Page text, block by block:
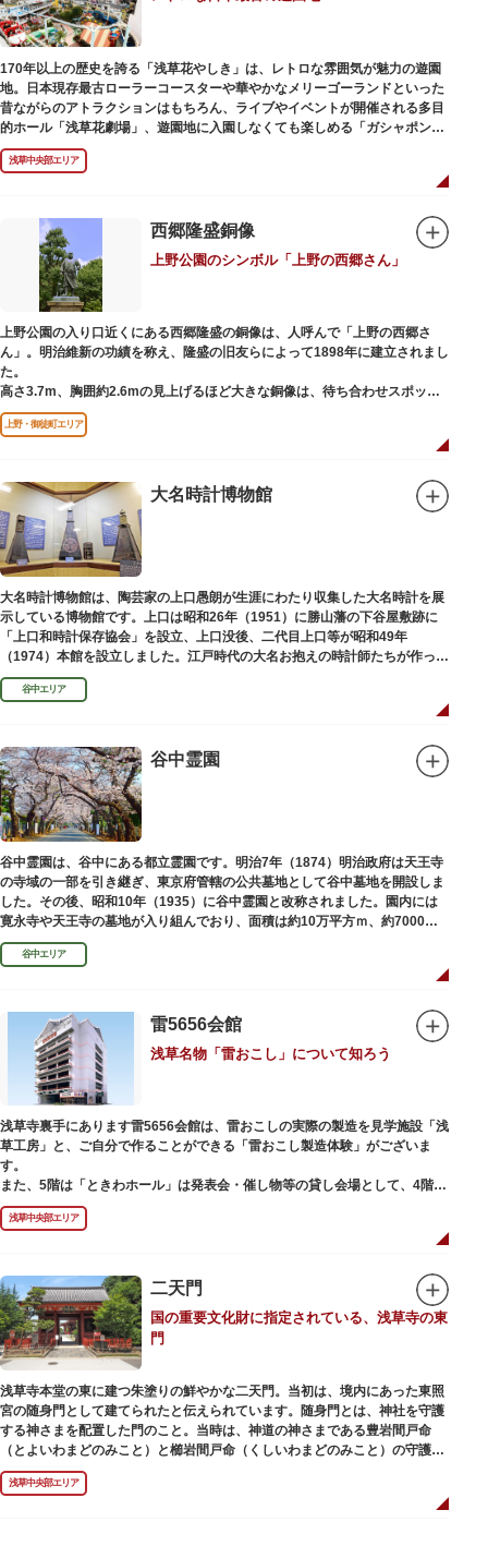
170年以上の歴史を誇る「浅草花やしき」は、レトロな雰囲気が魅力の遊園
地。日本現存最古ローラーコースターや華やかなメリーゴーランドといった
昔ながらのアトラクションはもちろん、ライブやイベントが開催される多目
的ホール「浅草花劇場」、遊園地に入園しなくても楽しめる「ガシャポンの
デパート浅草花やしき店」も併設され、さまざまな娯楽を楽しめる浅草の
「遊びの場」として親しまれています。
と菊細工を主とした花園（かえん）として誕生しました。明治時代に入ると
遊戯施設が置かれ、珍鳥や猛獣、見世物の展示などでも評判に。全国有数の
動物園としても知られるようになりました。戦後は遊園地として再開し、温
かさと懐かしさを併せ持つレトロなアトラクションや雰囲気で人気のスポッ
トとなっています。幼児（0歳～4歳）は入園とのりもの料が無料で、年齢や
身長制限の無いアトラクションもあり、子どもの遊園地デビューにもぴった
りです。
浅草中央部エリア
西郷隆盛銅像
上野公園のシンボル「上野の西郷さん」
上野公園の入り口近くにある西郷隆盛の銅像は、人呼んで「上野の西郷さ
ん」。明治維新の功績を称え、隆盛の旧友らによって1898年に建立されまし
た。
高さ3.7m、胸囲約2.6mの見上げるほど大きな銅像は、待ち合わせスポット
やフォトスポットとして親しまれています。彫刻家、高村光雲によって作ら
れた像は、愛犬のツンと一緒にうさぎ狩りに出かけているところだそう。
上野公園にお立ち寄りの際は、ぜひ「上野の西郷さん」と写真撮影を楽しん
上野・御徒町エリア
大名時計博物館
大名時計博物館は、陶芸家の上口愚朗が生涯にわたり収集した大名時計を展
示している博物館です。上口は昭和26年（1951）に勝山藩の下谷屋敷跡に
「上口和時計保存協会」を設立、上口没後、二代目上口等が昭和49年
（1974）本館を設立しました。江戸時代の大名お抱えの時計師たちが作った
櫓時計、台時計、枕時計などが並びます。
谷中エリア
谷中霊園
谷中霊園は、谷中にある都立霊園です。明治7年（1874）明治政府は天王寺
の寺域の一部を引き継ぎ、東京府管轄の公共墓地として谷中墓地を開設しま
した。その後、昭和10年（1935）に谷中霊園と改称されました。園内には
寛永寺や天王寺の墓地が入り組んでおり、面積は約10万平方ｍ、約7000基
の墓が並んでいます。園内を通る「さくら通り」は桜の名所となっていま
す。谷中エリア
雷5656会館
浅草名物「雷おこし」について知ろう
浅草寺裏手にあります雷5656会館は、雷おこしの実際の製造を見学施設「浅
草工房」と、ご自分で作ることができる「雷おこし製造体験」がございま
す。
また、5階は「ときわホール」は発表会・催し物等の貸し会場として、4階は
打合せなどでご利用いただける「貸しスペース」がございます。
浅草中央部エリア
二天門
国の重要文化財に指定されている、浅草寺の東
門
浅草寺本堂の東に建つ朱塗りの鮮やかな二天門。当初は、境内にあった東照
宮の随身門として建てられたと伝えられています。随身門とは、神社を守護
する神さまを配置した門のこと。当時は、神道の神さまである豊岩間戸命
（とよいわまどのみこと）と櫛岩間戸命（くしいわまどのみこと）の守護神
像が左右に祀られていました。
しかし、1868年（明治元年）に明治政府が発令した神仏分離令により、仏教
寺院である浅草寺には、この2柱の神さまの像を祀ることができなくなりま
浅草中央部エリア